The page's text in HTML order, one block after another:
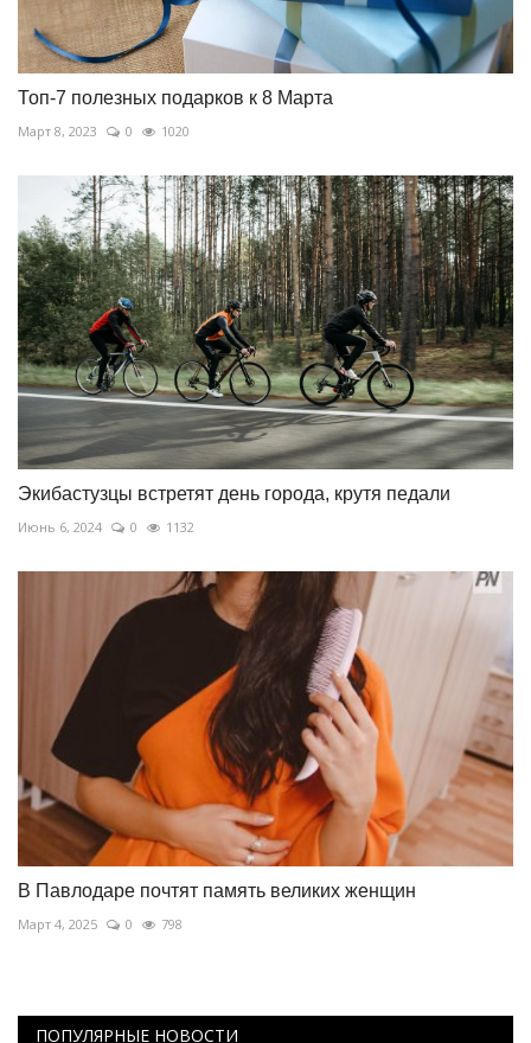
Топ-7 полезных подарков к 8 Марта
Март 8, 2023 0 1020
Экибастузцы встретят день города, крутя педали
Июнь 6, 2024 0 1132
В Павлодаре почтят память великих женщин
Март 4, 2025 0 798
ПОПУЛЯРНЫЕ НОВОСТИ